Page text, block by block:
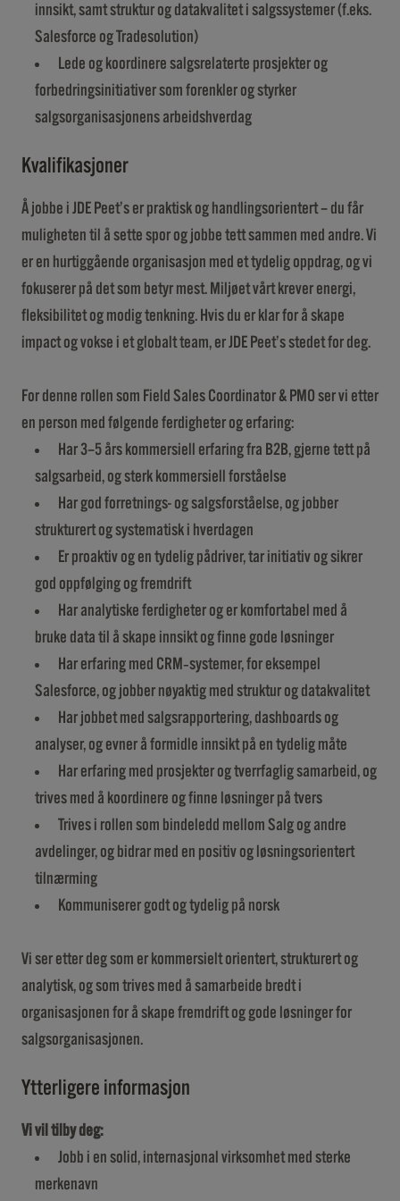
innsikt, samt struktur og datakvalitet i salgssystemer (f.eks.
Salesforce og Tradesolution)
Lede og koordinere salgsrelaterte prosjekter og
forbedringsinitiativer som forenkler og styrker
salgsorganisasjonens arbeidshverdag
Kvalifikasjoner
Å jobbe i JDE Peet’s er praktisk og handlingsorientert – du får
muligheten til å sette spor og jobbe tett sammen med andre. Vi
er en hurtiggående organisasjon med et tydelig oppdrag, og vi
fokuserer på det som betyr mest. Miljøet vårt krever energi,
fleksibilitet og modig tenkning. Hvis du er klar for å skape
impact og vokse i et globalt team, er JDE Peet’s stedet for deg.
For denne rollen som Field Sales Coordinator & PMO ser vi etter
en person med følgende ferdigheter og erfaring:
Har 3–5 års kommersiell erfaring fra B2B, gjerne tett på
salgsarbeid, og sterk kommersiell forståelse
Har god forretnings- og salgsforståelse, og jobber
strukturert og systematisk i hverdagen
Er proaktiv og en tydelig pådriver, tar initiativ og sikrer
god oppfølging og fremdrift
Har analytiske ferdigheter og er komfortabel med å
bruke data til å skape innsikt og finne gode løsninger
Har erfaring med CRM‑systemer, for eksempel
Salesforce, og jobber nøyaktig med struktur og datakvalitet
Har jobbet med salgsrapportering, dashboards og
analyser, og evner å formidle innsikt på en tydelig måte
Har erfaring med prosjekter og tverrfaglig samarbeid, og
trives med å koordinere og finne løsninger på tvers
Trives i rollen som bindeledd mellom Salg og andre
avdelinger, og bidrar med en positiv og løsningsorientert
tilnærming
Kommuniserer godt og tydelig på norsk
Vi ser etter deg som er kommersielt orientert, strukturert og
analytisk, og som trives med å samarbeide bredt i
organisasjonen for å skape fremdrift og gode løsninger for
salgsorganisasjonen.
Ytterligere informasjon
Vi vil tilby deg:
Jobb i en solid, internasjonal virksomhet med sterke
merkenavn